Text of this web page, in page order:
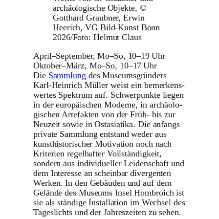
archäologische Objekte, ©
Gotthard Graubner, Erwin
Heerich, VG Bild-Kunst Bonn
2026/Foto: Helmut Claus
April–September, Mo–So, 10–19 Uhr
Oktober–März, Mo–So, 10–17 Uhr
Die Sammlung des Muse­ums­grün­ders
Karl-Heinrich Müller weist ein bemer­kens­
wertes Spektrum auf. Schwer­punkte liegen
in der euro­päi­schen Moderne, in archäo­lo­
gi­schen Arte­fakten von der Früh- bis zur
Neuzeit sowie in Ostasia­tika. Die anfangs
private Sammlung entstand weder aus
kunst­his­to­ri­scher Moti­va­tion noch nach
Kriterien regel­hafter Voll­stän­dig­keit,
sondern aus indi­vi­du­eller Leiden­schaft und
dem Interesse an scheinbar diver­genten
Werken. In den Gebäuden und auf dem
Gelände des Museums Insel Hombroich ist
sie als ständige Instal­la­tion im Wechsel des
Tages­lichts und der Jahres­zeiten zu sehen.